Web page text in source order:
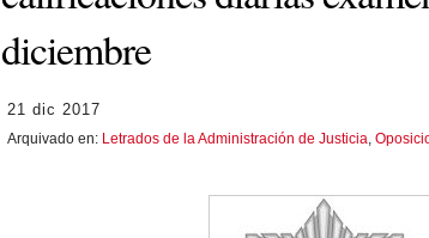
diciembre
21 dic 2017
Arquivado en: Letrados de la Administración de Justicia